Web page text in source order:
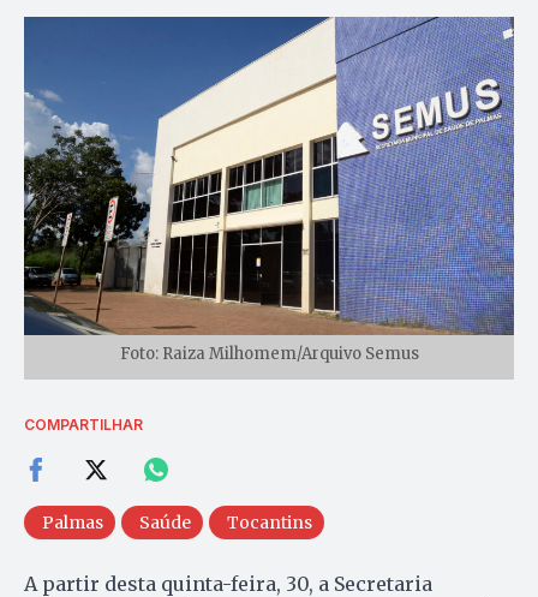
Foto: Raiza Milhomem/Arquivo Semus
COMPARTILHAR
Palmas Saúde Tocantins
A partir desta quinta-feira, 30, a Secretaria